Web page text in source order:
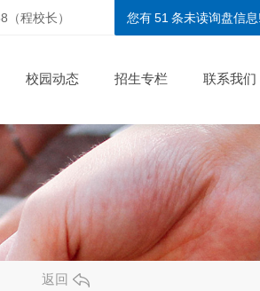
您有51 条未读询盘信
程校长）
校园动态 招生专栏 联系我们
返回